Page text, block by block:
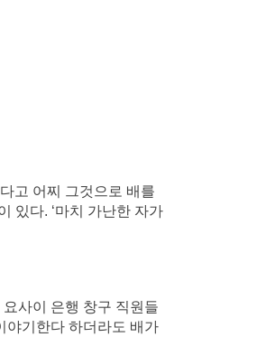
고 어찌 그것으로 배를
있다. ‘마치 가난한 자가
사이 은행 창구 직원들
야기한다 하더라도 배가